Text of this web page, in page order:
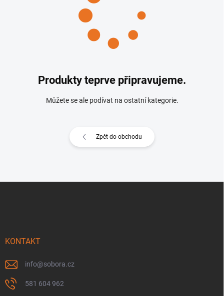
Produkty teprve připravujeme.
Můžete se ale podívat na ostatní kategorie.
Zpět do obchodu
KONTAKT
info@sobora.cz
581 604 962